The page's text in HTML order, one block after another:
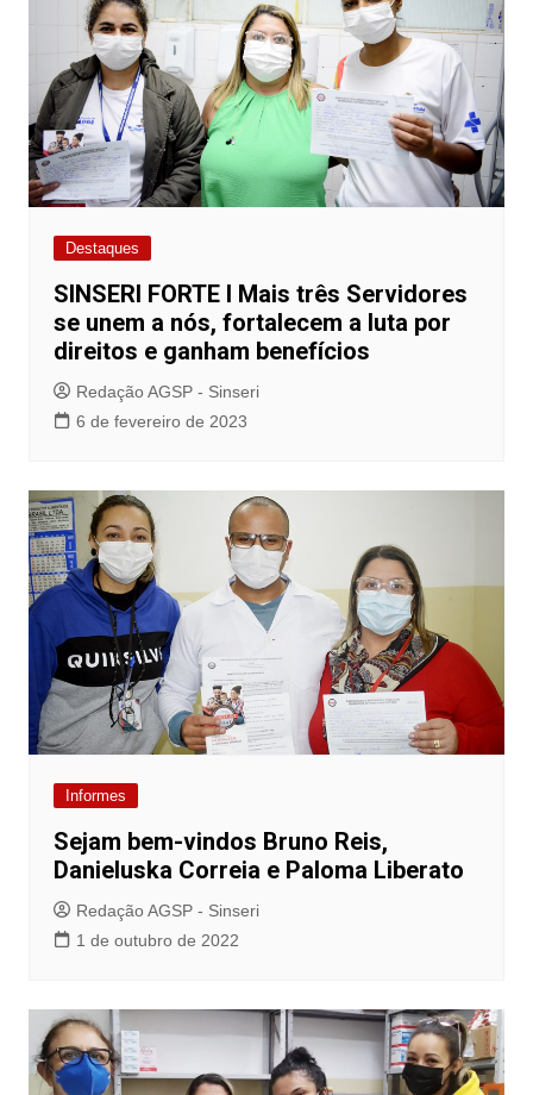
Destaques
SINSERI FORTE I Mais três Servidores
se unem a nós, fortalecem a luta por
direitos e ganham benefícios
Redação AGSP - Sinseri
6 de fevereiro de 2023
Informes
Sejam bem-vindos Bruno Reis,
Danieluska Correia e Paloma Liberato
Redação AGSP - Sinseri
1 de outubro de 2022